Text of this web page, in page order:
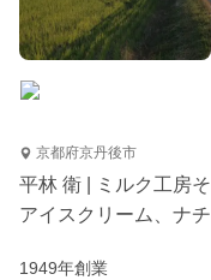
京都府京丹後市
平林 衛 | ミルク工房
アイスクリーム、ナ
1949年創業